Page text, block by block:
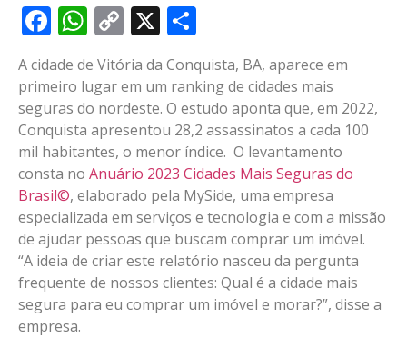
Facebook
WhatsApp
Copy
Link
X
A cidade de Vitória da Conquista, BA, aparece em
primeiro lugar em um ranking de cidades mais
seguras do nordeste. O estudo aponta que, em 2022,
Conquista apresentou 28,2 assassinatos a cada 100
mil habitantes, o menor índice. O levantamento
consta no Anuário 2023 Cidades Mais Seguras do
Brasil©, elaborado pela MySide, uma empresa
especializada em serviços e tecnologia e com a missão
de ajudar pessoas que buscam comprar um imóvel.
“A ideia de criar este relatório nasceu da pergunta
frequente de nossos clientes: Qual é a cidade mais
segura para eu comprar um imóvel e morar?”, disse a
empresa.